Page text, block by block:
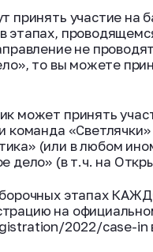
принять участие на
этапах,
не
то вы можете
может принять
команда
(или в любом
дело» (в т.ч. на
этапах
на
2022/case-in